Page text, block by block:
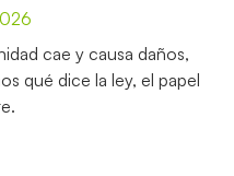
cae y causa daños,
qué dice la ley, el papel